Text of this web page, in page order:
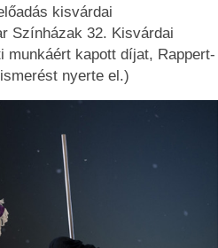
kisvárdai
Színházak 32. Kisvárdai
munkáért kapott díjat, Rappert-
nyerte el.)